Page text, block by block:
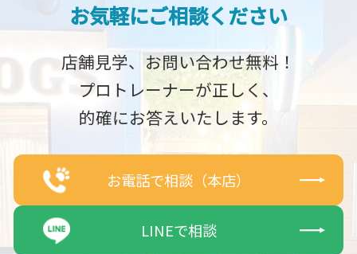
お気軽にご相談ください
店舗見学、お問い合わせ無料！
プロトレーナーが正しく、
的確にお答えいたします。
お電話で相談（本店）
LINEで相談